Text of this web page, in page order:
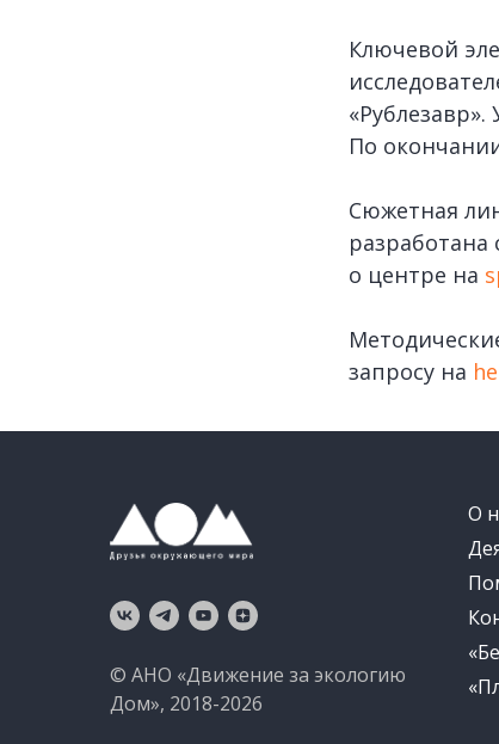
Ключевой
По
Сюжетная
о центре на
запросу на
© АНО «Движение за экологию
Дом», 2018-2026
О